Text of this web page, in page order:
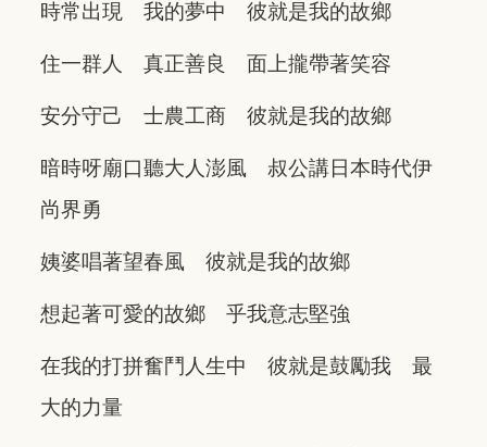
時常出現 我的夢中 彼就是我的故鄉
住一群人 真正善良 面上攏帶著笑容
安分守己 士農工商 彼就是我的故鄉
暗時呀廟口聽大人澎風 叔公講日本時代伊
尚界勇
姨婆唱著望春風 彼就是我的故鄉
想起著可愛的故鄉 乎我意志堅強
在我的打拼奮鬥人生中 彼就是鼓勵我 最
大的力量